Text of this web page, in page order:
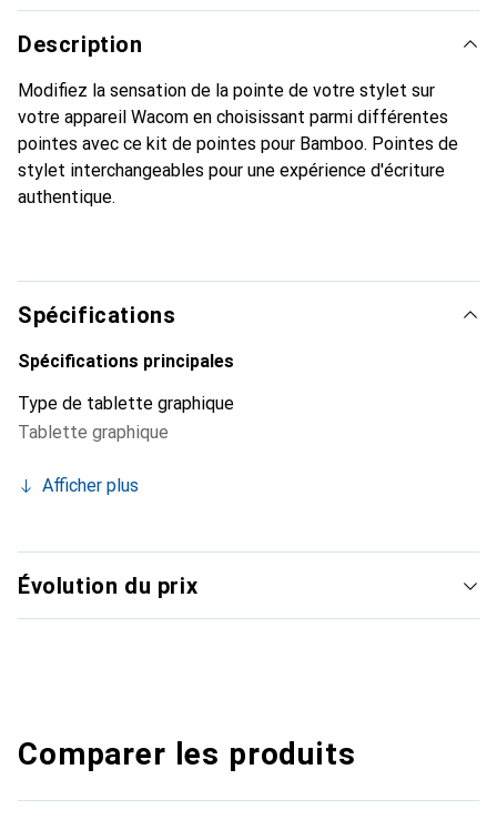
Description
Modifiez la sensation de la pointe de votre stylet sur
votre appareil Wacom en choisissant parmi différentes
pointes avec ce kit de pointes pour Bamboo. Pointes de
stylet interchangeables pour une expérience d'écriture
authentique.
Spécifications
Spécifications principales
Type de tablette graphique
Tablette graphique
Afficher plus
Évolution du prix
Comparer les produits